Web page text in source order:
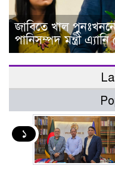
জাবিতে খাল
পানিসম্পদ মন্ত্রী
১